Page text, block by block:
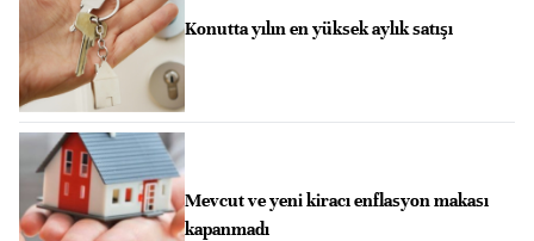
Konutta yılın en yüksek aylık satışı
Mevcut ve yeni kiracı enflasyon makası
kapanmadı